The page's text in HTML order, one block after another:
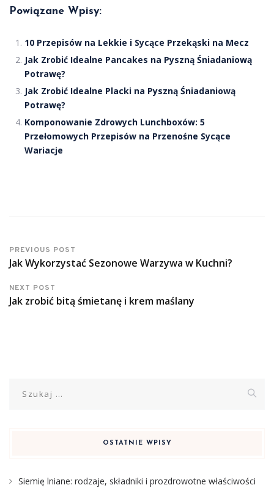
Powiązane Wpisy:
10 Przepisów na Lekkie i Sycące Przekąski na Mecz
Jak Zrobić Idealne Pancakes na Pyszną Śniadaniową
Potrawę?
Jak Zrobić Idealne Placki na Pyszną Śniadaniową
Potrawę?
Komponowanie Zdrowych Lunchboxów: 5
Przełomowych Przepisów na Przenośne Sycące
Wariacje
PREVIOUS POST
Jak Wykorzystać Sezonowe Warzywa w Kuchni?
NEXT POST
Jak zrobić bitą śmietanę i krem maślany
OSTATNIE WPISY
Siemię lniane: rodzaje, składniki i prozdrowotne właściwości